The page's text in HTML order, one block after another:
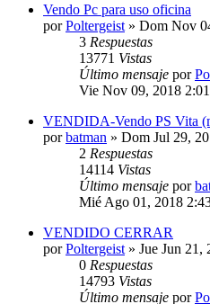
Vendo Pc para uso oficina
porPoltergeist » Dom Nov
3 Respuestas
13771 Vistas
Último mensaje por
Vie Nov 09, 2018
VENDIDA-Vendo PS Vita
porbatman » Dom Jul 29,
2 Respuestas
14114 Vistas
Último mensaje por
Mié Ago 01, 2018
VENDIDO CERRAR
porPoltergeist » Jue Jun 21,
0 Respuestas
14793 Vistas
Último mensaje por